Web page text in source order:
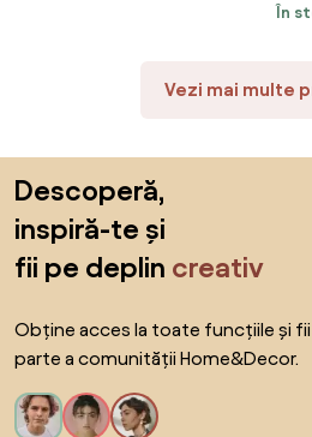
În
Vezi mai multe
Descoperă,
inspiră-te și
fii pe deplin creativ
Obține acces la toate funcțiile și fii
parte a comunității Home&Decor.